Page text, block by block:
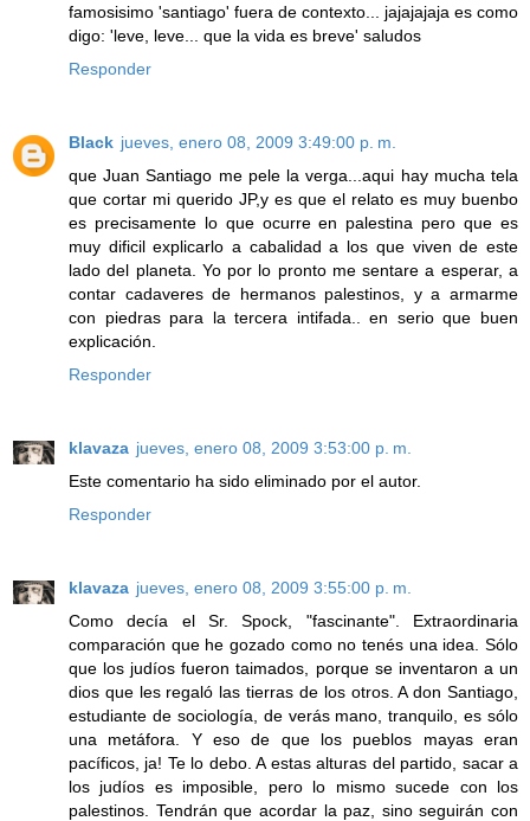
famosisimo 'santiago' fuera de contexto... jajajajaja es como
digo: 'leve, leve... que la vida es breve' saludos
Responder
Black jueves, enero 08, 2009 3:49:00 p. m.
que Juan Santiago me pele la verga...aqui hay mucha tela
que cortar mi querido JP,y es que el relato es muy buenbo
es precisamente lo que ocurre en palestina pero que es
muy dificil explicarlo a cabalidad a los que viven de este
lado del planeta. Yo por lo pronto me sentare a esperar, a
contar cadaveres de hermanos palestinos, y a armarme
con piedras para la tercera intifada.. en serio que buen
explicación.
Responder
klavaza jueves, enero 08, 2009 3:53:00 p. m.
Este comentario ha sido eliminado por el autor.
Responder
klavaza jueves, enero 08, 2009 3:55:00 p. m.
Como decía el Sr. Spock, "fascinante". Extraordinaria
comparación que he gozado como no tenés una idea. Sólo
que los judíos fueron taimados, porque se inventaron a un
dios que les regaló las tierras de los otros. A don Santiago,
estudiante de sociología, de verás mano, tranquilo, es sólo
una metáfora. Y eso de que los pueblos mayas eran
pacíficos, ja! Te lo debo. A estas alturas del partido, sacar a
los judíos es imposible, pero lo mismo sucede con los
palestinos. Tendrán que acordar la paz, sino seguirán con